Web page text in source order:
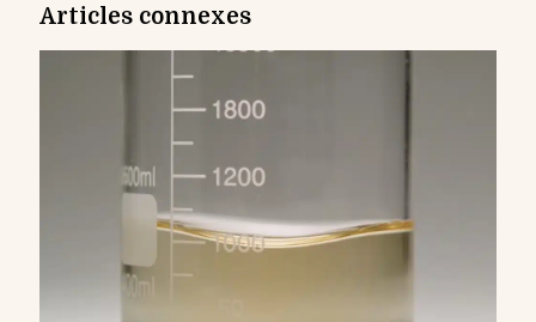
Articles connexes